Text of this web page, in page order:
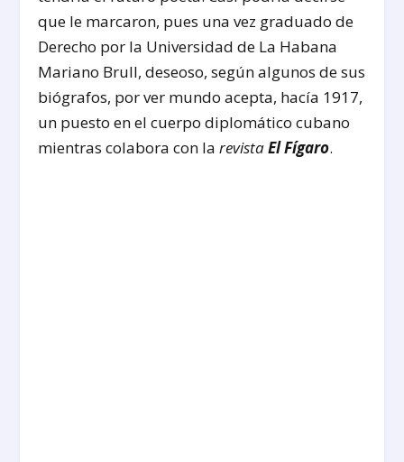
que le marcaron, pues una vez graduado de
Derecho por la Universidad de La Habana
Mariano Brull, deseoso, según algunos de sus
biógrafos, por ver mundo acepta, hacía 1917,
un puesto en el cuerpo diplomático cubano
mientras colabora con larevistaEl Fígaro.